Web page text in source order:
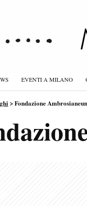
EVENTI A MILANO
>Fondazione